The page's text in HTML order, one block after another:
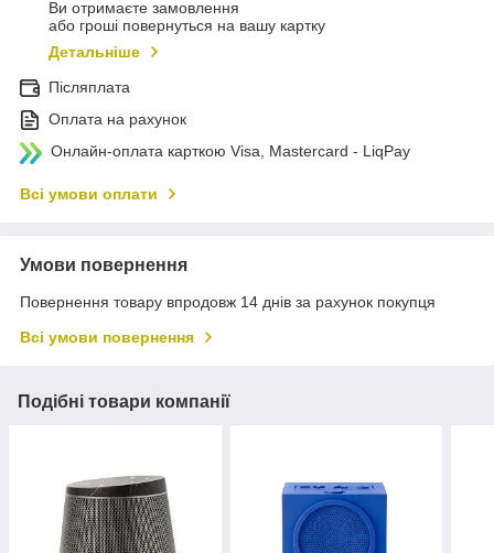
Ви отримаєте замовлення
або гроші повернуться на вашу картку
Детальніше
Післяплата
Оплата на рахунок
Онлайн-оплата карткою Visa, Mastercard - LiqPay
Всі умови оплати
Умови повернення
Повернення товару впродовж 14 днів за рахунок покупця
Всі умови повернення
Подібні товари компанії